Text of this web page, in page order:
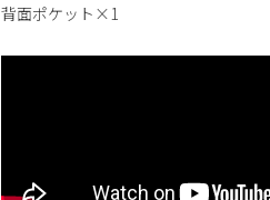
背面ポケット×1